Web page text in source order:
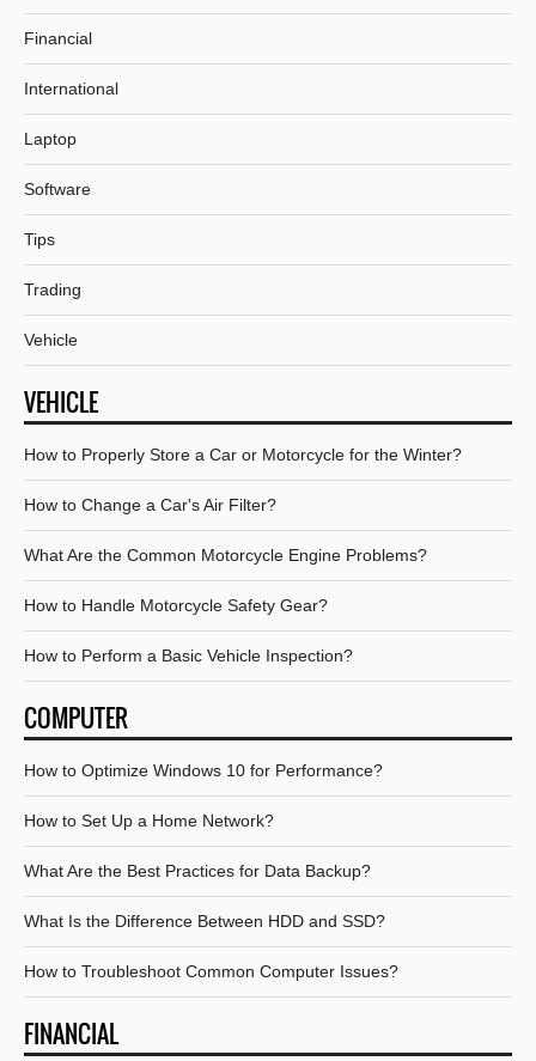
Financial
International
Laptop
Software
Tips
Trading
Vehicle
VEHICLE
How to Properly Store a Car or Motorcycle for the Winter?
How to Change a Car's Air Filter?
What Are the Common Motorcycle Engine Problems?
How to Handle Motorcycle Safety Gear?
How to Perform a Basic Vehicle Inspection?
COMPUTER
How to Optimize Windows 10 for Performance?
How to Set Up a Home Network?
What Are the Best Practices for Data Backup?
What Is the Difference Between HDD and SSD?
How to Troubleshoot Common Computer Issues?
FINANCIAL